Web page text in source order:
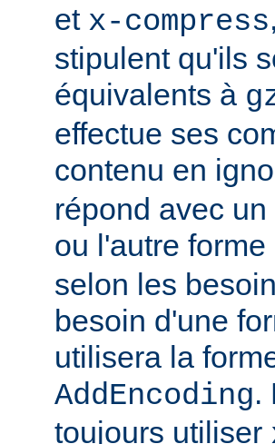
et x-compress
stipulent qu'ils
équivalents à
effectue ses
contenu en
répond avec
ou l'autre
selon les
besoin d'une
utilisera la
AddEncoding.
toujours utiliser